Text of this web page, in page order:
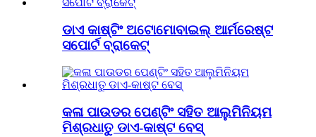
ଡାଏ କାଷ୍ଟିଂ ଅଟୋମୋବାଇଲ୍ ଆର୍ମରେଷ୍ଟ
ସପୋର୍ଟ ବ୍ରାକେଟ୍
କଳା ପାଉଡର ପେଣ୍ଟିଂ ସହିତ ଆଲୁମିନିୟମ
ମିଶ୍ରଧାତୁ ଡାଏ-କାଷ୍ଟ ବେସ୍